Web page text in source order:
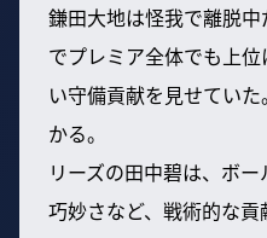
鎌田大地は怪我で離脱
でプレミア全体でも上
い守備貢献を見せてい
かる。
リーズの田中碧は、ボ
巧妙さなど、戦術的な